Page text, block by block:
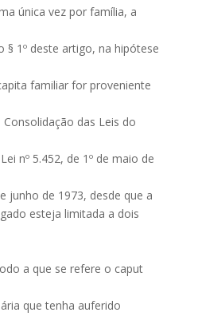
única vez por família, a
§ 1º deste artigo, na hipótese
familiar for proveniente
das Leis do
nº 5.452, de 1º de maio de
junho de 1973, desde que a
esteja limitada a dois
a que se refere o caput
que tenha auferido